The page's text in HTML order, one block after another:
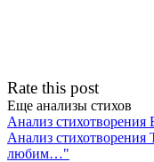
Rate this post
Еще анализы стихов
Анализ
Анализ
любим…"